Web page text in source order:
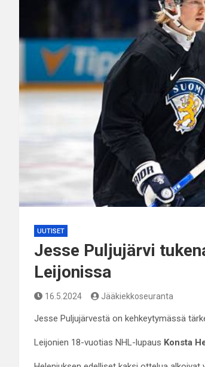
UUTISET
Jesse Puljujärvi
Leijonissa
16.5.2024 Jääkiekkoseuranta
Jesse Puljujärvestä on kehkeytymässä
Leijonien 18-vuotias NHL-lupaus Konsta